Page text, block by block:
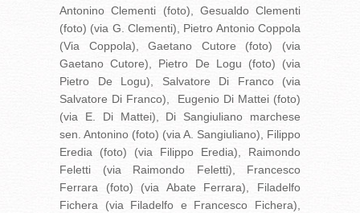
Antonino Clementi (foto), Gesualdo Clementi
(foto) (via G. Clementi), Pietro Antonio Coppola
(Via Coppola), Gaetano Cutore (foto) (via
Gaetano Cutore), Pietro De Logu (foto) (via
Pietro De Logu), Salvatore Di Franco (via
Salvatore Di Franco), Eugenio Di Mattei (foto)
(via E. Di Mattei), ​Di Sangiuliano marchese
sen. Antonino (foto) (via A. Sangiuliano), Filippo
Eredia (foto) (via Filippo Eredia), Raimondo
Feletti (via Raimondo Feletti), Francesco
Ferrara (foto) (via Abate Ferrara), Filadelfo
Fichera (via Filadelfo e Francesco Fichera),